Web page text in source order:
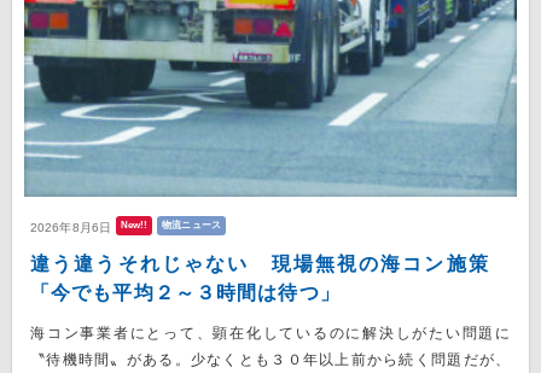
2026年8月6日 New!! 物流ニュース
違う違うそれじゃない 現場無視の海コン施策
「今でも平均２～３時間は待つ」
海コン事業者にとって、顕在化しているのに解決しがたい問題に
〝待機時間〟がある。少なくとも３０年以上前から続く問題だが、